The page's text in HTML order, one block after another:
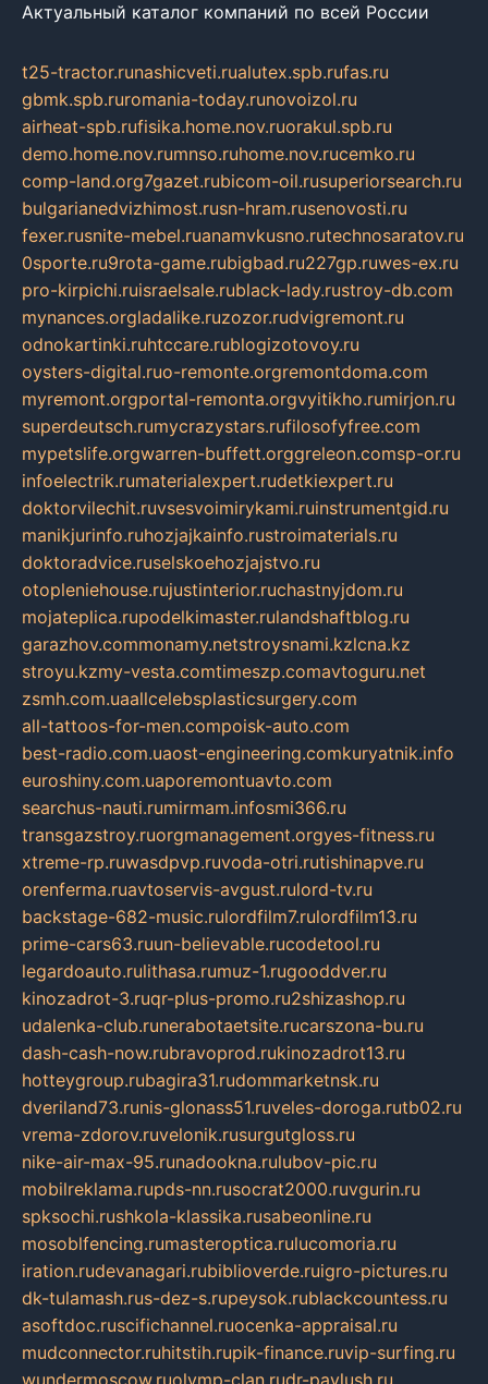
Актуальный каталог компаний по всей России
t25-tractor.runashicveti.rualutex.spb.rufas.ru
gbmk.spb.ruromania-today.runovoizol.ru
airheat-spb.rufisika.home.nov.ruorakul.spb.ru
demo.home.nov.rumnso.ruhome.nov.rucemko.ru
comp-land.org7gazet.rubicom-oil.rusuperiorsearch.ru
bulgarianedvizhimost.rusn-hram.rusenovosti.ru
fexer.rusnite-mebel.ruanamvkusno.rutechnosaratov.ru
0sporte.ru9rota-game.rubigbad.ru227gp.ruwes-ex.ru
pro-kirpichi.ruisraelsale.rublack-lady.rustroy-db.com
mynances.orgladalike.ruzozor.rudvigremont.ru
odnokartinki.ruhtccare.rublogizotovoy.ru
oysters-digital.ruo-remonte.orgremontdoma.com
myremont.orgportal-remonta.orgvyitikho.rumirjon.ru
superdeutsch.rumycrazystars.rufilosofyfree.com
mypetslife.orgwarren-buffett.orggreleon.comsp-or.ru
infoelectrik.rumaterialexpert.rudetkiexpert.ru
doktorvilechit.ruvsesvoimirykami.ruinstrumentgid.ru
manikjurinfo.ruhozjajkainfo.rustroimaterials.ru
doktoradvice.ruselskoehozjajstvo.ru
otopleniehouse.rujustinterior.ruchastnyjdom.ru
mojateplica.rupodelkimaster.rulandshaftblog.ru
garazhov.commonamy.netstroysnami.kzlcna.kz
stroyu.kzmy-vesta.comtimeszp.comavtoguru.net
zsmh.com.uaallcelebsplasticsurgery.com
all-tattoos-for-men.compoisk-auto.com
best-radio.com.uaost-engineering.comkuryatnik.info
euroshiny.com.uaporemontuavto.com
searchus-nauti.rumirmam.infosmi366.ru
transgazstroy.ruorgmanagement.orgyes-fitness.ru
xtreme-rp.ruwasdpvp.ruvoda-otri.rutishinapve.ru
orenferma.ruavtoservis-avgust.rulord-tv.ru
backstage-682-music.rulordfilm7.rulordfilm13.ru
prime-cars63.ruun-believable.rucodetool.ru
legardoauto.rulithasa.rumuz-1.rugooddver.ru
kinozadrot-3.ruqr-plus-promo.ru2shizashop.ru
udalenka-club.runerabotaetsite.rucarszona-bu.ru
dash-cash-now.rubravoprod.rukinozadrot13.ru
hotteygroup.rubagira31.rudommarketnsk.ru
dveriland73.runis-glonass51.ruveles-doroga.rutb02.ru
vrema-zdorov.ruvelonik.rusurgutgloss.ru
nike-air-max-95.runadookna.rulubov-pic.ru
mobilreklama.rupds-nn.rusocrat2000.ruvgurin.ru
spksochi.rushkola-klassika.rusabeonline.ru
mosoblfencing.rumasteroptica.rulucomoria.ru
iration.rudevanagari.rubiblioverde.ruigro-pictures.ru
dk-tulamash.rus-dez-s.rupeysok.rublackcountess.ru
asoftdoc.ruscifichannel.ruocenka-appraisal.ru
mudconnector.ruhitstih.rupik-finance.ruvip-surfing.ru
wundermoscow.ruolymp-clan.rudr-pavlush.ru